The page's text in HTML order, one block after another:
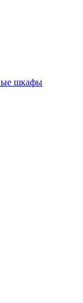
шкафы